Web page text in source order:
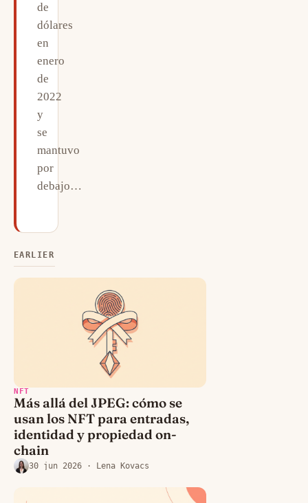
de
dólares
en
enero
de
2022
y
se
mantuvo
por
debajo…
EARLIER
NFT
Más allá del JPEG: cómo se
usan los NFT para entradas,
identidad y propiedad on-
chain
30 jun 2026 · Lena Kovacs